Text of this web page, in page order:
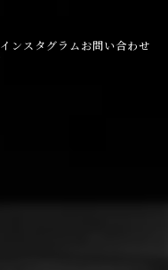
インスタグラムお問い合わせ